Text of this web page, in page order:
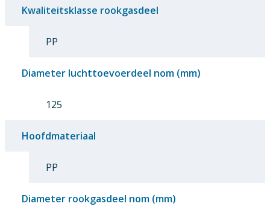
Kwaliteitsklasse rookgasdeel
PP
Diameter luchttoevoerdeel nom (mm)
125
Hoofdmateriaal
PP
Diameter rookgasdeel nom (mm)